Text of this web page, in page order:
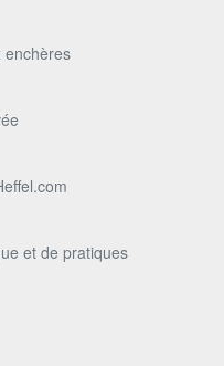
enchères
et de pratiques